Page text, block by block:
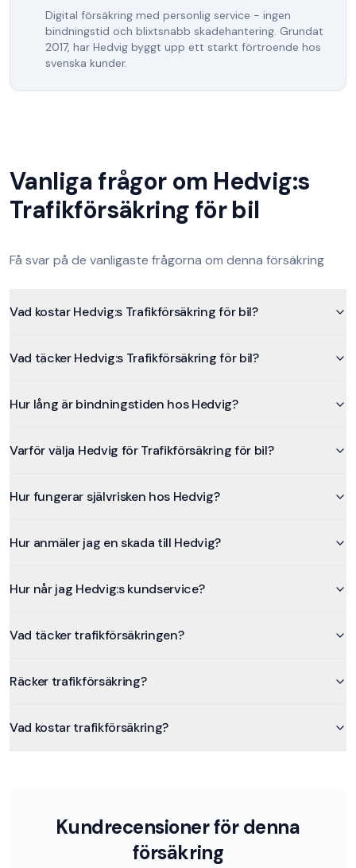
Digital försäkring med personlig service - ingen
bindningstid och blixtsnabb skadehantering. Grundat
2017, har Hedvig byggt upp ett starkt förtroende hos
svenska kunder.
Vanliga frågor om Hedvig:s
Trafikförsäkring för bil
Få svar på de vanligaste frågorna om denna försäkring
Vad kostar Hedvig:s Trafikförsäkring för bil?
Vad täcker Hedvig:s Trafikförsäkring för bil?
Hur lång är bindningstiden hos Hedvig?
Varför välja Hedvig för Trafikförsäkring för bil?
Hur fungerar självrisken hos Hedvig?
Hur anmäler jag en skada till Hedvig?
Hur når jag Hedvig:s kundservice?
Vad täcker trafikförsäkringen?
Räcker trafikförsäkring?
Vad kostar trafikförsäkring?
Kundrecensioner för denna
försäkring